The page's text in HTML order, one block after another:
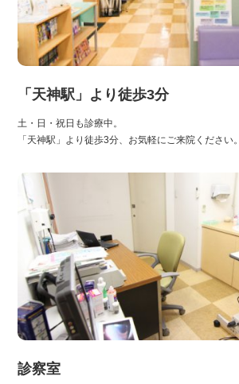
「天神駅」より徒歩3分
土・日・祝日も診療中。
「天神駅」より徒歩3分、お気軽にご来院ください。
診察室